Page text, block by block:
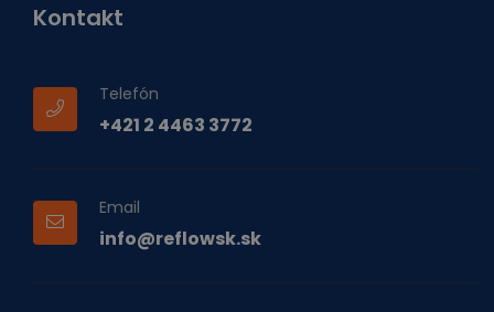
Kontakt
Telefón
+421 2 4463 3772
Email
info@reflowsk.sk